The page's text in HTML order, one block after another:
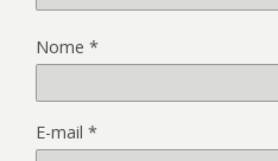
Nome *
E-mail *